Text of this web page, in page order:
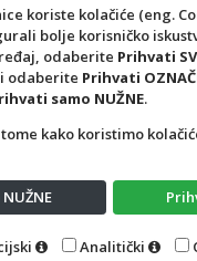
13,27 €
kom
-1
koriste kolačiće (eng.
bolje korisničko
odaberite Prihvati
odaberite Prihvati
samo NUŽNE.
kako koristimo
Analitički